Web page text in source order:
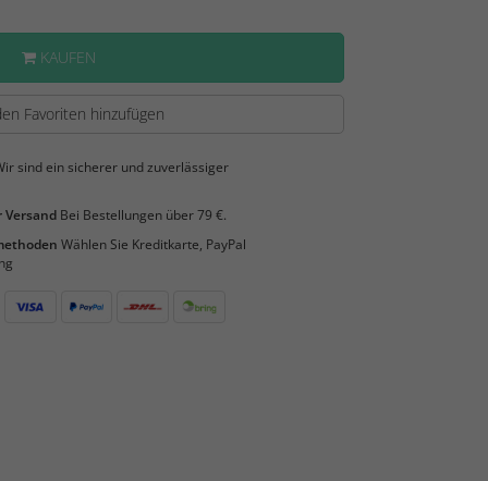
KAUFEN
Favoriten hinzufügen
sind ein sicherer und zuverlässiger
Bei Bestellungen über 79 €.
Wählen Sie Kreditkarte, PayPal